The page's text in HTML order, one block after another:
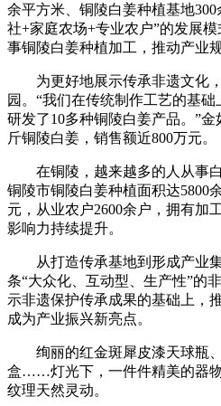
余平方米、铜陵白姜种植基地
社+家庭农场+专业农户”的发展
事铜陵白姜种植加工，推动产业
为更好地展示传承非遗文化，
园。“我们在传统制作工艺的基础
研发了10多种铜陵白姜产品。”
斤铜陵白姜，销售额近800万元。
在铜陵，越来越多的人从事白
铜陵市铜陵白姜种植面积达5800
元，从业农户2600余户，拥有加
影响力持续提升。
从打造传承基地到形成产业集
条“大众化、互动型、生产性”的
示非遗保护传承成果的基础上，
成为产业振兴新亮点。
绚丽的红金斑犀皮漆天球瓶、
盒……灯光下，一件件精美的器物
纹理天然灵动。